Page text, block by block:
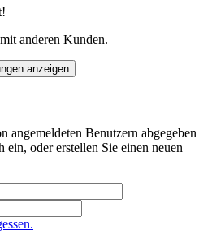
anderen Kunden.
anzeigen
angemeldeten Benutzern abgegeben
oder erstellen Sie einen neuen